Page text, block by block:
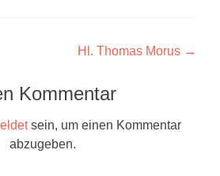
Hl. Thomas Morus →
Kommentar
sein, um einen Kommentar
abzugeben.